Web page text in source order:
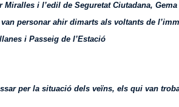
Miralles i l’edil de Seguretat Ciutadana,
personar ahir dimarts als voltants de
i Passeig de l’Estació
per la situació dels veïns, els qui van